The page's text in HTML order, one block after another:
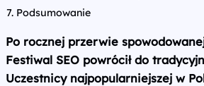
Podsumowanie
Po rocznej przerwie
Festiwal SEO powrócił do
Uczestnicy najpopularniejszej w